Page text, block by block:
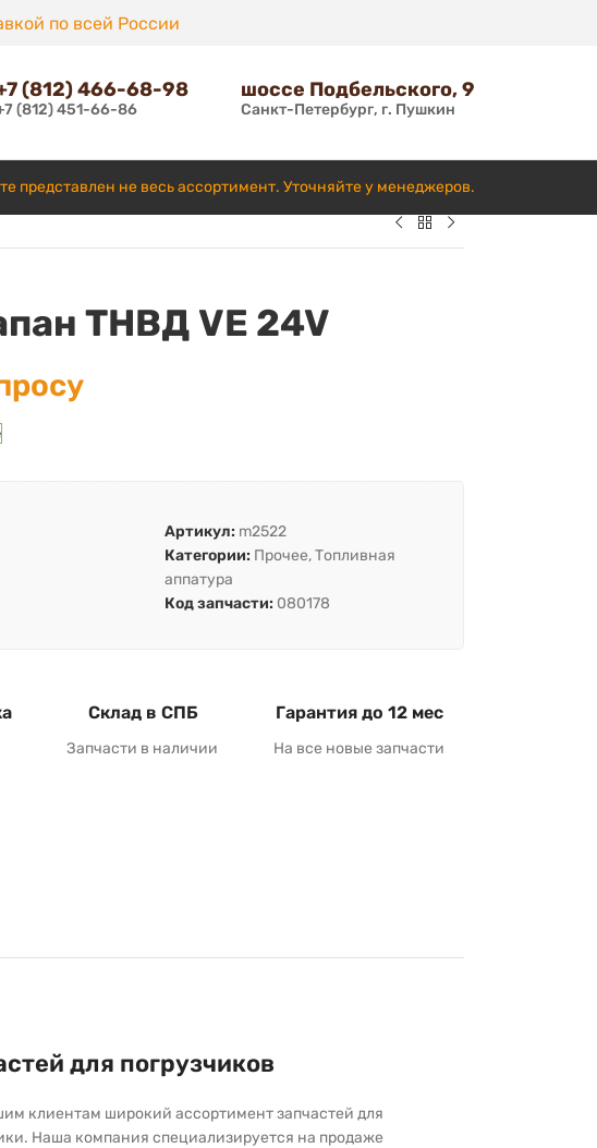
по всей России
(812) 466-68-98
(812) 451-66-86
шоссе Подбельского, 9
Санкт-Петербург, г. Пушкин
представлен не весь ассортимент. Уточняйте у менеджеров.
ТНВД VE 24V
Артикул: m2522
Категории: Прочее, Топливная
аппатура
Код запчасти: 080178
Склад в СПБ
Запчасти в наличии
Гарантия до 12 мес
На все новые запчасти
для погрузчиков
клиентам широкий ассортимент запчастей для
Наша компания специализируется на продаже